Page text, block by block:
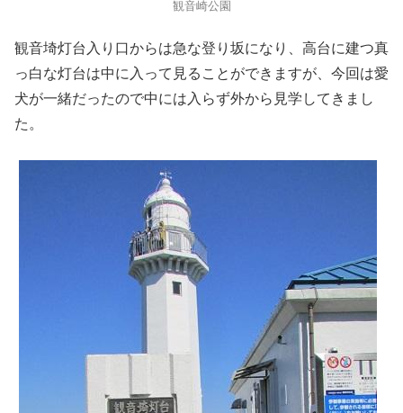
観音崎公園
観音埼灯台入り口からは急な登り坂になり、高台に建つ真
っ白な灯台は中に入って見ることができますが、今回は愛
犬が一緒だったので中には入らず外から見学してきまし
た。